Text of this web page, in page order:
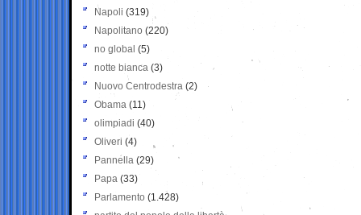
Napoli (319)
Napolitano (220)
no global (5)
notte bianca (3)
Nuovo Centrodestra (2)
Obama (11)
olimpiadi (40)
Oliveri (4)
Pannella (29)
Papa (33)
Parlamento (1.428)